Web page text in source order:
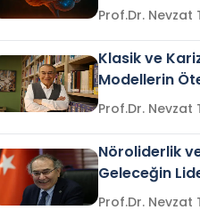
Klasik ve
Modellerin
Liderlik”
Nöroliderlik
Geleceğin